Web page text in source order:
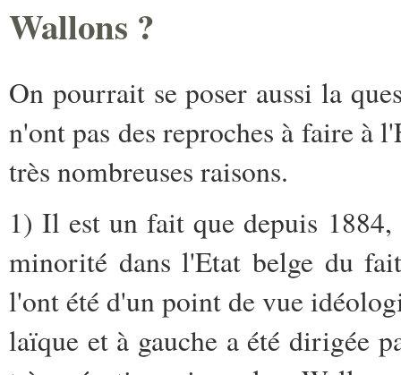
Wallons ?
On pourrait se poser aussi la
n'ont pas des reproches à faire à
très nombreuses raisons.
1) Il est un fait que depuis
minorité dans l'Etat belge du
l'ont été d'un point de vue
laïque et à gauche a été dirigée